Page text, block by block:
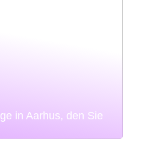
in Aarhus, den Sie